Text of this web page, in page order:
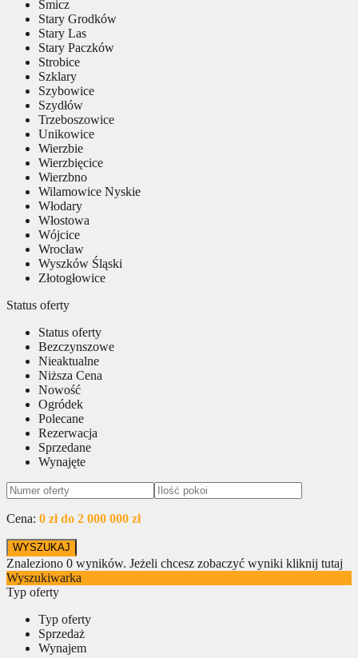
Śmicz
Stary Grodków
Stary Las
Stary Paczków
Strobice
Szklary
Szybowice
Szydłów
Trzeboszowice
Unikowice
Wierzbie
Wierzbięcice
Wierzbno
Wilamowice Nyskie
Włodary
Włostowa
Wójcice
Wrocław
Wyszków Śląski
Złotogłowice
Status oferty
Status oferty
Bezczynszowe
Nieaktualne
Niższa Cena
Nowość
Ogródek
Polecane
Rezerwacja
Sprzedane
Wynajęte
Cena: 0 zł do 2 000 000 zł
Znaleziono 0 wyników. Jeżeli chcesz zobaczyć wyniki kliknij tutaj
Wyszukiwarka
Typ oferty
Typ oferty
Sprzedaż
Wynajem